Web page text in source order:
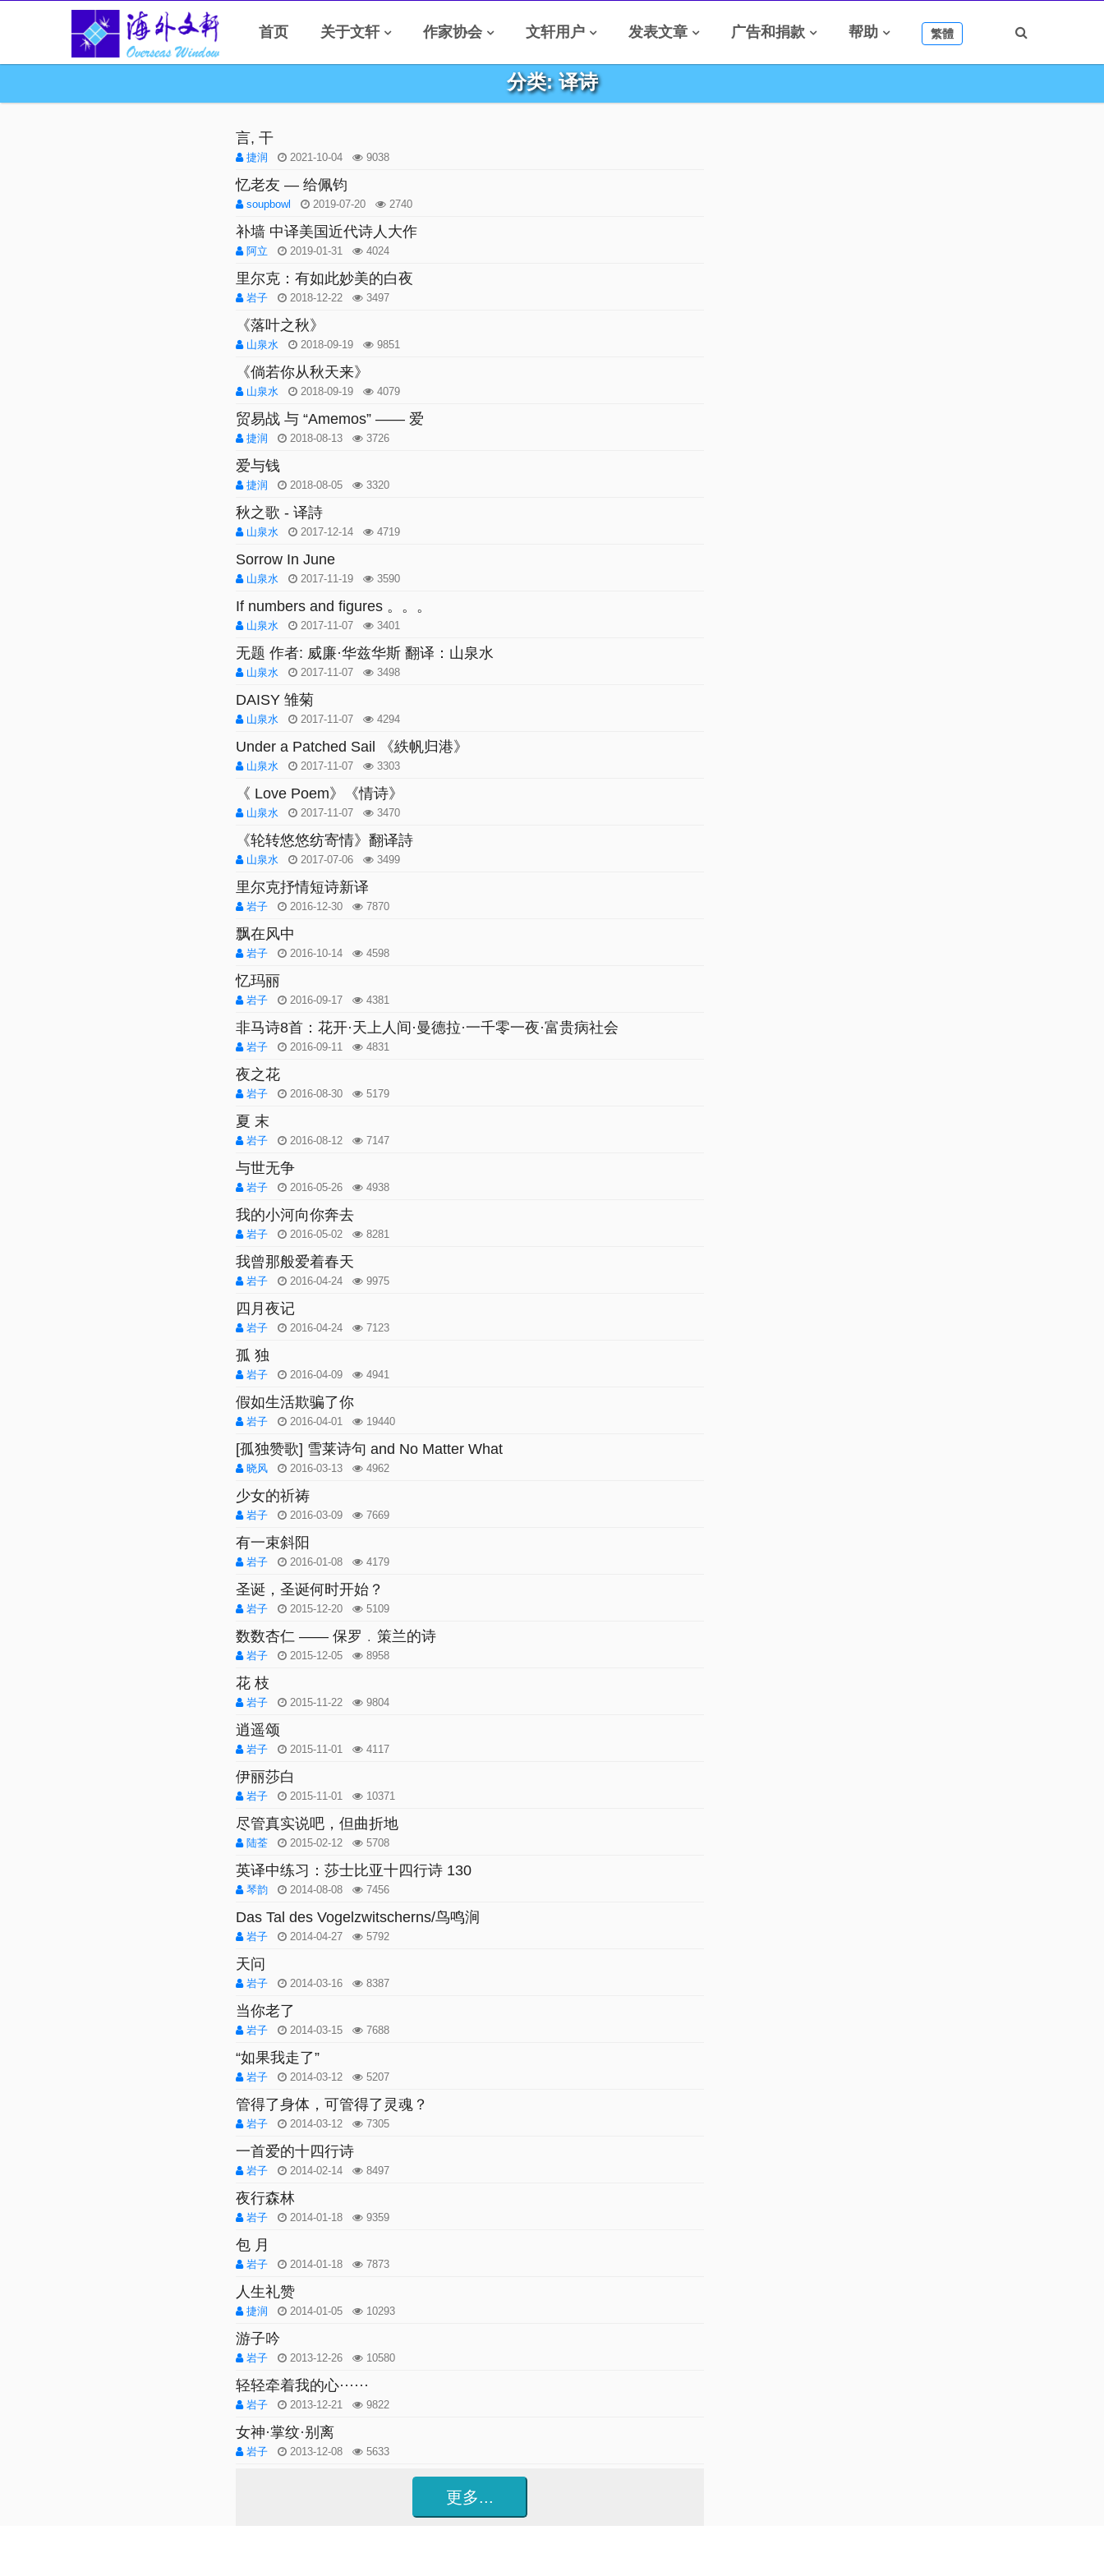
首页 关于文轩 作家协会 文轩用户 发表文章 广告和捐款 帮助 繁體
分类: 译诗
言, 干
捷润 2021-10-04 9038
忆老友 — 给佩钧
soupbowl 2019-07-20 2740
补墙 中译美国近代诗人大作
阿立 2019-01-31 4024
里尔克：有如此妙美的白夜
岩子 2018-12-22 3497
《落叶之秋》
山泉水 2018-09-19 9851
《倘若你从秋天来》
山泉水 2018-09-19 4079
贸易战 与 “Amemos” —— 爱
捷润 2018-08-13 3726
爱与钱
捷润 2018-08-05 3320
秋之歌 - 译詩
山泉水 2017-12-14 4719
Sorrow In June
山泉水 2017-11-19 3590
If numbers and figures 。。。
山泉水 2017-11-07 3401
无题 作者: 威廉·华兹华斯 翻译：山泉水
山泉水 2017-11-07 3498
DAISY 雏菊
山泉水 2017-11-07 4294
Under a Patched Sail 《紩帆归港》
山泉水 2017-11-07 3303
《 Love Poem》《情诗》
山泉水 2017-11-07 3470
《轮转悠悠纺寄情》翻译詩
山泉水 2017-07-06 3499
里尔克抒情短诗新译
岩子 2016-12-30 7870
飘在风中
岩子 2016-10-14 4598
忆玛丽
岩子 2016-09-17 4381
非马诗8首：花开·天上人间·曼德拉·一千零一夜·富贵病社会
岩子 2016-09-11 4831
夜之花
岩子 2016-08-30 5179
夏 末
岩子 2016-08-12 7147
与世无争
岩子 2016-05-26 4938
我的小河向你奔去
岩子 2016-05-02 8281
我曾那般爱着春天
岩子 2016-04-24 9975
四月夜记
岩子 2016-04-24 7123
孤 独
岩子 2016-04-09 4941
假如生活欺骗了你
岩子 2016-04-01 19440
[孤独赞歌] 雪莱诗句 and No Matter What
晓风 2016-03-13 4962
少女的祈祷
岩子 2016-03-09 7669
有一束斜阳
岩子 2016-01-08 4179
圣诞，圣诞何时开始？
岩子 2015-12-20 5109
数数杏仁 —— 保罗﹒策兰的诗
岩子 2015-12-05 8958
花 枝
岩子 2015-11-22 9804
逍遥颂
岩子 2015-11-01 4117
伊丽莎白
岩子 2015-11-01 10371
尽管真实说吧，但曲折地
陆荃 2015-02-12 5708
英译中练习：莎士比亚十四行诗 130
琴韵 2014-08-08 7456
Das Tal des Vogelzwitscherns/鸟鸣涧
岩子 2014-04-27 5792
天问
岩子 2014-03-16 8387
当你老了
岩子 2014-03-15 7688
“如果我走了”
岩子 2014-03-12 5207
管得了身体，可管得了灵魂？
岩子 2014-03-12 7305
一首爱的十四行诗
岩子 2014-02-14 8497
夜行森林
岩子 2014-01-18 9359
包 月
岩子 2014-01-18 7873
人生礼赞
捷润 2014-01-05 10293
游子吟
岩子 2013-12-26 10580
轻轻牵着我的心······
岩子 2013-12-21 9822
女神·掌纹·别离
岩子 2013-12-08 5633
更多...